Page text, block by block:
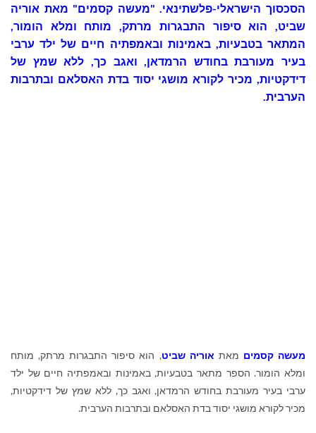
הסכסוך הישראלי-פלשתינאי. "מעשה קסמים" מאת אוריה
שביט, הוא סיפור התבגרות מרתק, מותח ומלא הומור,
המתאר בטבעיות, באמינות ובאמפתיה חיים של ילד ערבי
בעיר מעורבת בחודש הרמדאן, ואגב כך, ללא שמץ של
דידקטיות, מכיר לקורא מושגי יסוד בדת האסלאם ובתרבות
הערבית.
מעשה קסמים מאת אוריה שביט, הוא סיפור התבגרות מרתק, מותח
ומלא הומור. הספר מתאר בטבעיות, באמינות ובאמפתיה חיים של ילד
ערבי בעיר מעורבת בחודש הרמדאן, ואגב כך, ללא שמץ של דידקטיות,
מכיר לקורא מושגי יסוד בדת האסלאם ובתרבות הערבית.